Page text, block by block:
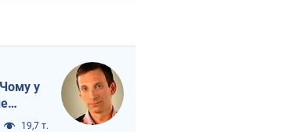
у
19,7 т.